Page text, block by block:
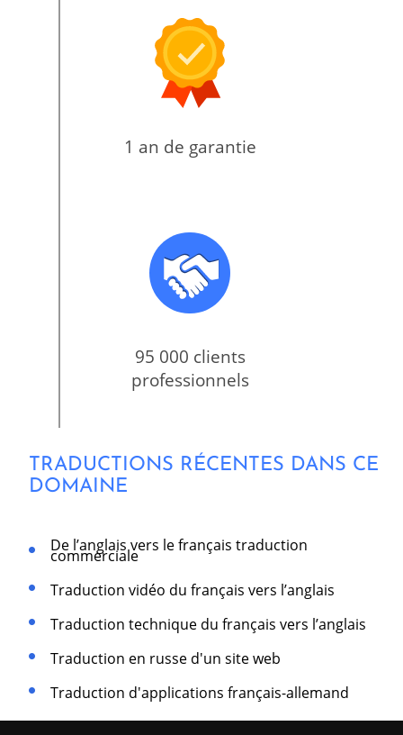
1 an de garantie
95 000 clients
professionnels
TRADUCTIONS RÉCENTES DANS CE
DOMAINE
De l’anglais vers le français traduction
commerciale
Traduction vidéo du français vers l’anglais
Traduction technique du français vers l’anglais
Traduction en russe d'un site web
Traduction d'applications français-allemand